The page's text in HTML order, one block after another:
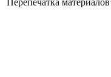
Перепечатка